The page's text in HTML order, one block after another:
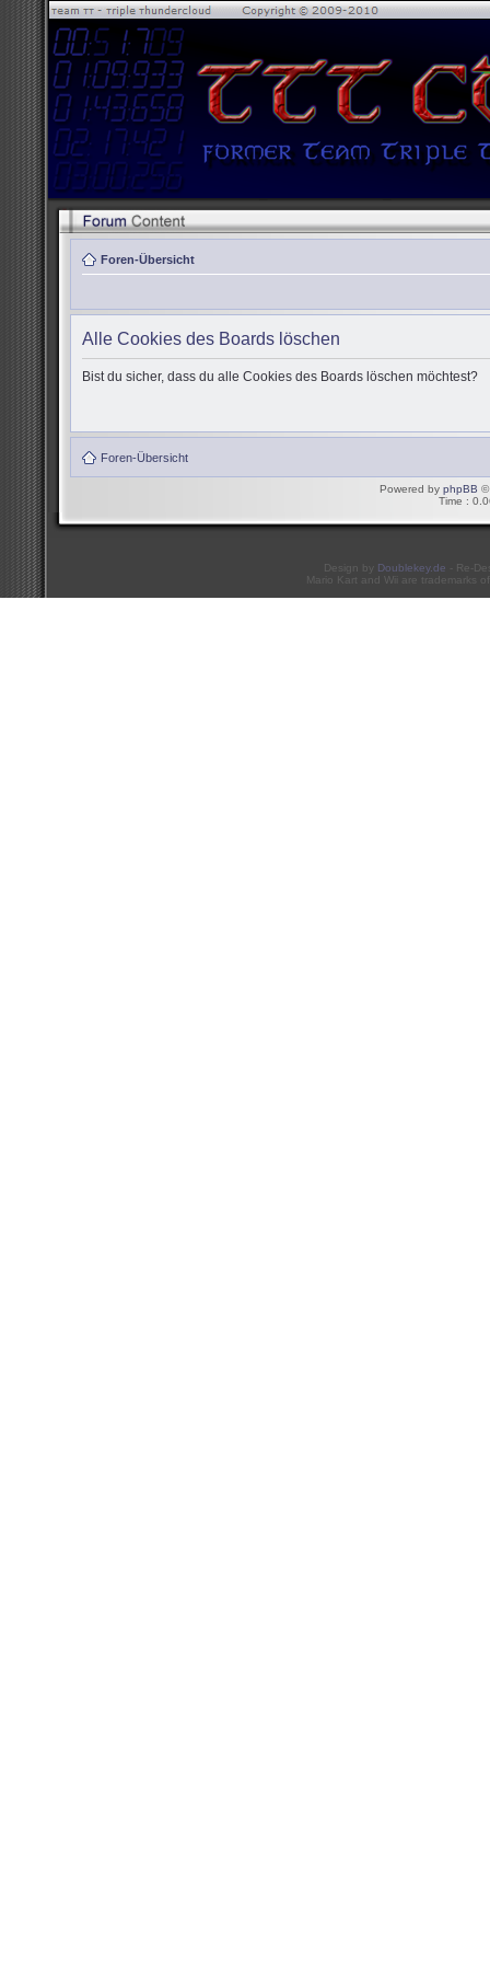
Foren-Übersicht
Alle Cookies des Boards löschen
Bist du sicher, dass du alle Cookies des Boards löschen möchtest?
Foren-Übersicht
Powered by phpBB ©
Time :
Design by Doublekey.de - Re-
Mario Kart and Wii are trademarks